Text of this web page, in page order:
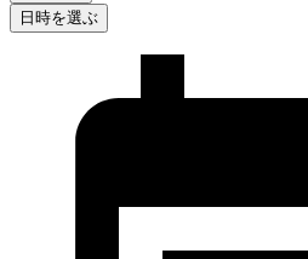
日時を選ぶ